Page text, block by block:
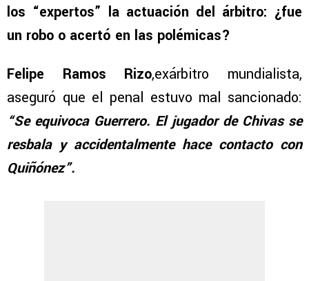
los “expertos” la actuación del árbitro: ¿fue
un robo o acertó en las polémicas?
Felipe Ramos Rizo,exárbitro mundialista,
aseguró que el penal estuvo mal sancionado:
“Se equivoca Guerrero. El jugador de Chivas se
resbala y accidentalmente hace contacto con
Quiñónez”.